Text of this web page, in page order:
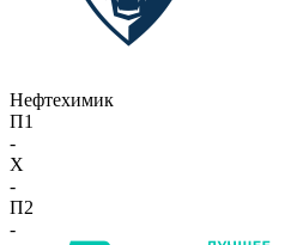
Нефтехимик
П1
-
X
-
П2
-